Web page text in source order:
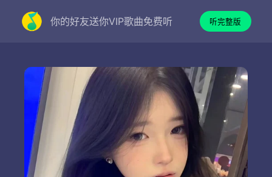
你的好友送你VIP歌曲免费听 听完整版